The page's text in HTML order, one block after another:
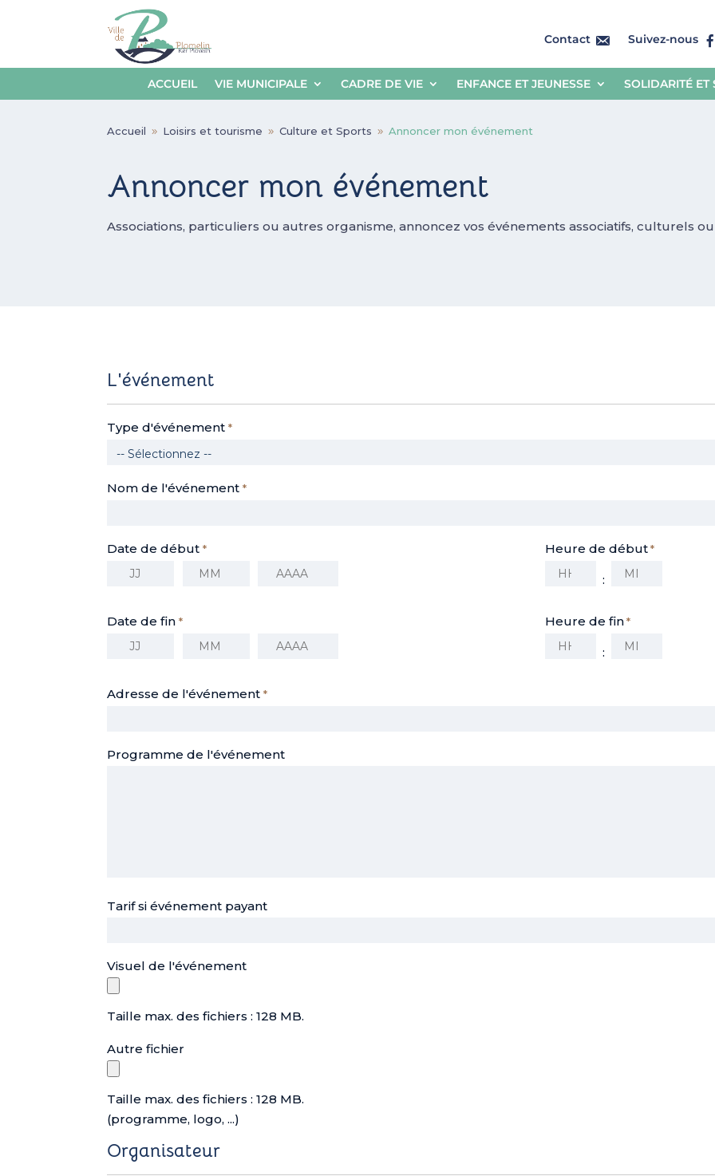
Contact Suivez-nous
ACCUEIL VIE MUNICIPALE CADRE DE VIE ENFANCE ET JEUNESSE SOLIDARITÉ ET
Accueil 9 Loisirs et tourisme 9 Culture et Sports 9 Annoncer mon événement
Annoncer mon événement
Associations, particuliers ou autres organisme, annoncez vos événements associatifs, culturels
L'événement
Type d'événement *
Nom de l'événement *
Date de début * Heure de début *
:
Date de fin * Heure de fin *
:
Adresse de l'événement *
Programme de l'événement
Tarif si événement payant
Visuel de l'événement
Taille max. des fichiers : 128 MB.
Autre fichier
Taille max. des fichiers : 128 MB.
(programme, logo, ...)
Organisateur